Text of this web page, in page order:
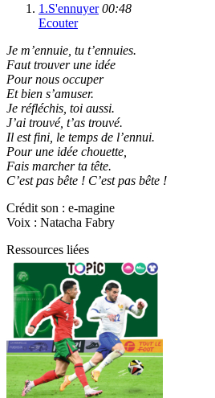
1.S'ennuyer 00:48
Ecouter
Je m’ennuie, tu t’ennuies.
Faut trouver une idée
Pour nous occuper
Et bien s’amuser.
Je réfléchis, toi aussi.
J’ai trouvé, t’as trouvé.
Il est fini, le temps de l’ennui.
Pour une idée chouette,
Fais marcher ta tête.
C’est pas bête ! C’est pas bête !
Crédit son : e-magine
Voix : Natacha Fabry
Ressources liées